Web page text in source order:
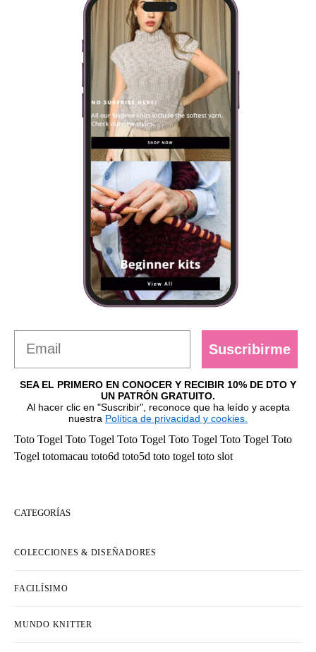
Suscribirme
SEA EL PRIMERO EN CONOCER Y RECIBIR 10% DE DTO Y
UN PATRÓN GRATUITO.
Al hacer clic en "Suscribir", reconoce que ha leído y acepta
nuestra Política de privacidad y cookies.
Toto Togel Toto Togel Toto Togel Toto Togel Toto Togel Toto
Togel totomacau toto6d toto5d toto togel toto slot
CATEGORÍAS
COLECCIONES & DISEÑADORES
FACILÍSIMO
MUNDO KNITTER